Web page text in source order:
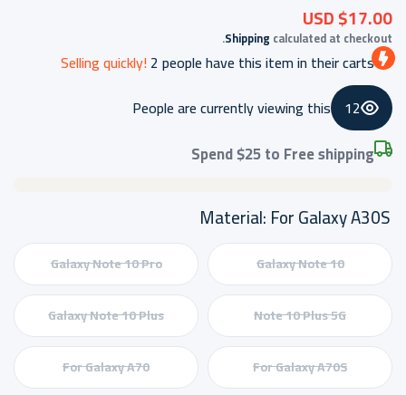
$17.00 USD
Shipping calculated at checkout.
Selling quickly!2 people have this item in their carts
12
People are currently viewing this
Spend$25to Free shipping
Material:For Galaxy A30S
Galaxy Note 10
Galaxy Note 10 Pro
Note 10 Plus 5G
Galaxy Note 10 Plus
For Galaxy A70S
For Galaxy A70